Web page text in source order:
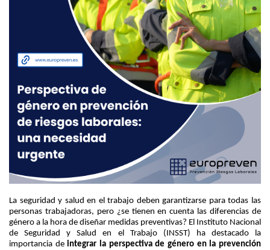
La seguridad y salud en el trabajo deben garantizarse para todas las
personas trabajadoras, pero ¿se tienen en cuenta las diferencias de
género a la hora de diseñar medidas preventivas? El Instituto Nacional
de Seguridad y Salud en el Trabajo (INSST) ha destacado la
importancia de integrar la perspectiva de género en la prevención